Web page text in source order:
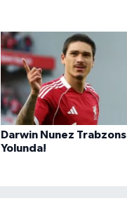
Darwin Nunez
Yolunda!